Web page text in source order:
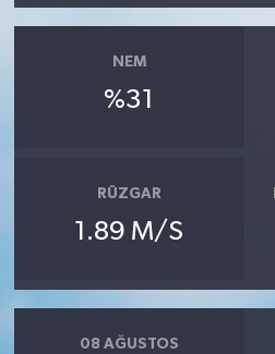
NEM
%31
RÜZGAR
1.89 M/S
08 AĞUSTOS